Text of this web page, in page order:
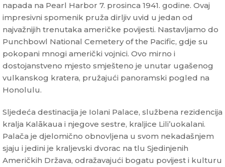
napada na Pearl Harbor 7. prosinca 1941. godine. Ovaj
impresivni spomenik pruža dirljiv uvid u jedan od
najvažnijih trenutaka američke povijesti. Nastavljamo do
Punchbowl National Cemetery of the Pacific, gdje su
pokopani mnogi američki vojnici. Ovo mirno i
dostojanstveno mjesto smješteno je unutar ugašenog
vulkanskog kratera, pružajući panoramski pogled na
Honolulu.
Sljedeća destinacija je Iolani Palace, službena rezidencija
kralja Kalākaua i njegove sestre, kraljice Lili’uokalani.
Palača je djelomično obnovljena u svom nekadašnjem
sjaju i jedini je kraljevski dvorac na tlu Sjedinjenih
Američkih Država, odražavajući bogatu povijest i kulturu